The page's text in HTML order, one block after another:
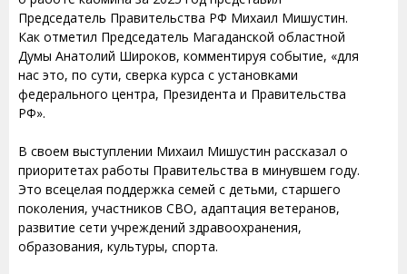
Председатель Правительства РФ Михаил Мишустин.
Как отметил Председатель Магаданской областной
Думы Анатолий Широков, комментируя событие, «для
нас это, по сути, сверка курса с установками
федерального центра, Президента и Правительства
РФ».
В своем выступлении Михаил Мишустин рассказал о
приоритетах работы Правительства в минувшем году.
Это всецелая поддержка семей с детьми, старшего
поколения, участников СВО, адаптация ветеранов,
развитие сети учреждений здравоохранения,
образования, культуры, спорта.